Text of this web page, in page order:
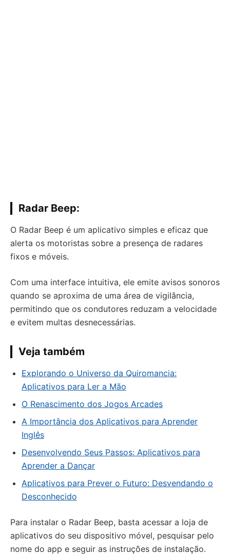
Radar Beep:
O Radar Beep é um aplicativo simples e eficaz que
alerta os motoristas sobre a presença de radares
fixos e móveis.
Com uma interface intuitiva, ele emite avisos sonoros
quando se aproxima de uma área de vigilância,
permitindo que os condutores reduzam a velocidade
e evitem multas desnecessárias.
Veja também
Explorando o Universo da Quiromancia:
Aplicativos para Ler a Mão
O Renascimento dos Jogos Arcades
A Importância dos Aplicativos para Aprender
Inglês
Desenvolvendo Seus Passos: Aplicativos para
Aprender a Dançar
Aplicativos para Prever o Futuro: Desvendando o
Desconhecido
Para instalar o Radar Beep, basta acessar a loja de
aplicativos do seu dispositivo móvel, pesquisar pelo
nome do app e seguir as instruções de instalação.